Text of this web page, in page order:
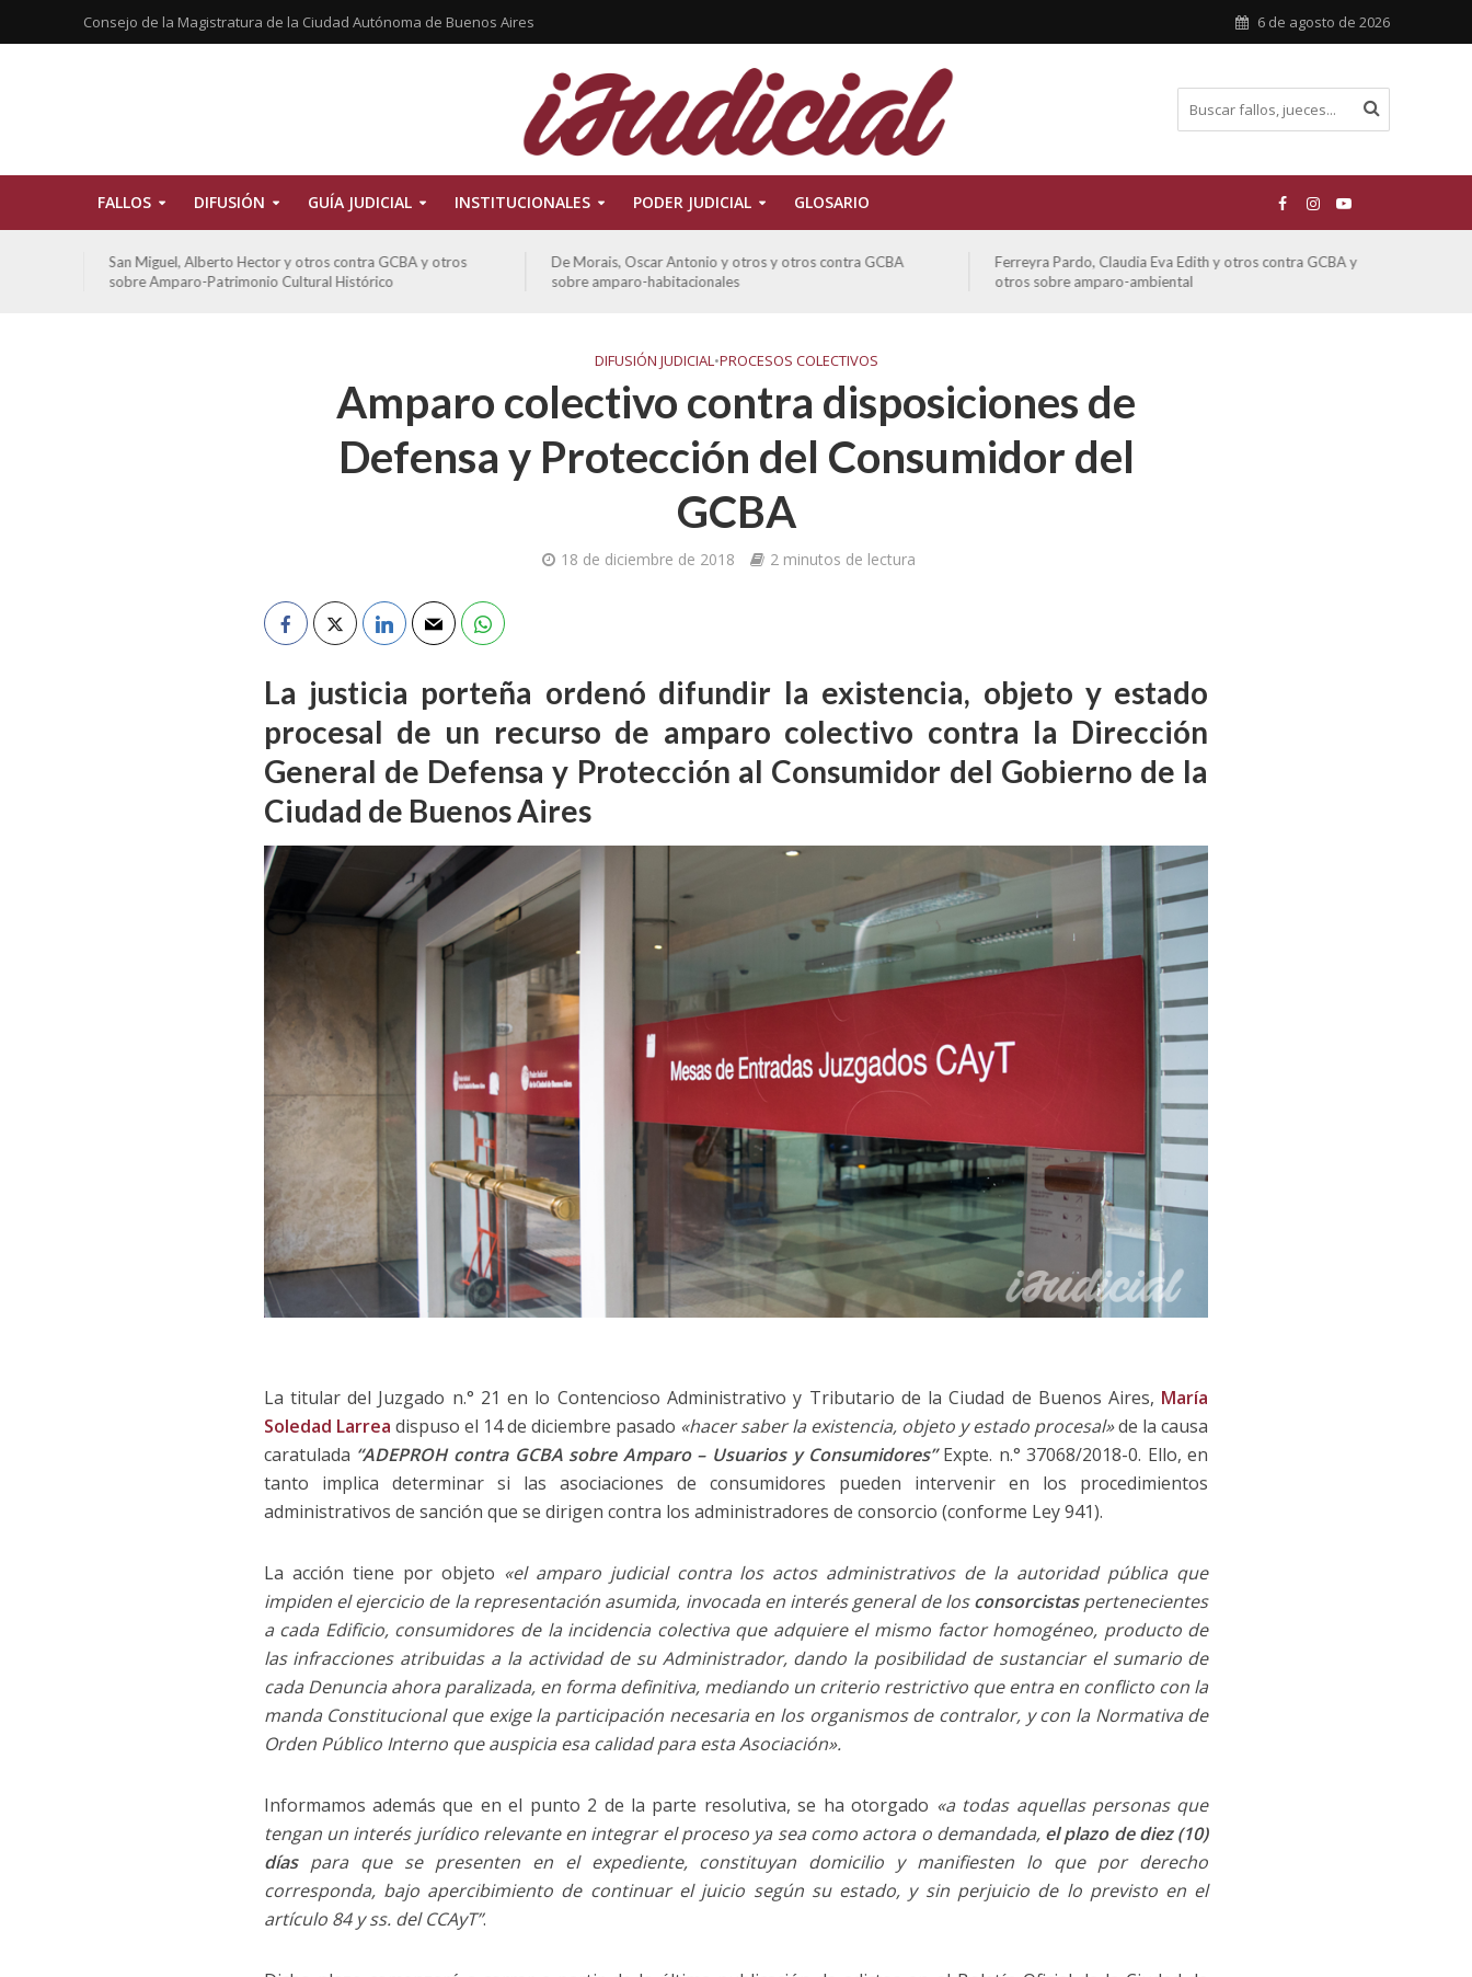
Consejo de la Magistratura de la Ciudad Autónoma de Buenos Aires 6 de agosto de 2026
FALLOS DIFUSIÓN GUÍA JUDICIAL INSTITUCIONALES PODER JUDICIAL GLOSARIO
De Morais, Oscar Antonio y otros y otros contra GCBA
sobre amparo-habitacionales
Ferreyra Pardo, Claudia Eva Edith y otros contra GCBA y
otros sobre amparo-ambiental
ATE contra GCBA sobre amparo – empleo publico otros
DIFUSIÓN JUDICIAL•PROCESOS COLECTIVOS
Amparo colectivo contra disposiciones de
Defensa y Protección del Consumidor del
GCBA
18 de diciembre de 2018 2 minutos de lectura
La justicia porteña ordenó difundir la existencia, objeto y estado
procesal de un recurso de amparo colectivo contra la Dirección
General de Defensa y Protección al Consumidor del Gobierno de la
Ciudad de Buenos Aires
La titular del Juzgado n.° 21 en lo Contencioso Administrativo y Tributario de la Ciudad de Buenos Aires, María
Soledad Larrea dispuso el 14 de diciembre pasado «hacer saber la existencia, objeto y estado procesal»de la causa
caratulada “ADEPROH contra GCBA sobre Amparo – Usuarios y Consumidores”Expte. n.° 37068/2018-0. Ello, en
tanto implica determinar si las asociaciones de consumidores pueden intervenir en los procedimientos
administrativos de sanción que se dirigen contra los administradores de consorcio (conforme Ley 941).
La acción tiene por objeto «el amparo judicial contra los actos administrativos de la autoridad pública que
impiden el ejercicio de la representación asumida, invocada en interés general de losconsorcistaspertenecientes
a cada Edificio, consumidores de la incidencia colectiva que adquiere el mismo factor homogéneo, producto de
las infracciones atribuidas a la actividad de su Administrador, dando la posibilidad de sustanciar el sumario de
cada Denuncia ahora paralizada, en forma definitiva, mediando un criterio restrictivo que entra en conflicto con la
manda Constitucional que exige la participación necesaria en los organismos de contralor, y con la Normativa de
Orden Público Interno que auspicia esa calidad para esta Asociación».
Informamos además que en el punto 2 de la parte resolutiva, se ha otorgado «a todas aquellas personas que
tengan un interés jurídico relevante en integrar el proceso ya sea como actora o demandada, el plazo de diez (10)
díaspara que se presenten en el expediente, constituyan domicilio y manifiesten lo que por derecho
corresponda, bajo apercibimiento de continuar el juicio según su estado, y sin perjuicio de lo previsto en el
artículo 84 y ss. del CCAyT”.